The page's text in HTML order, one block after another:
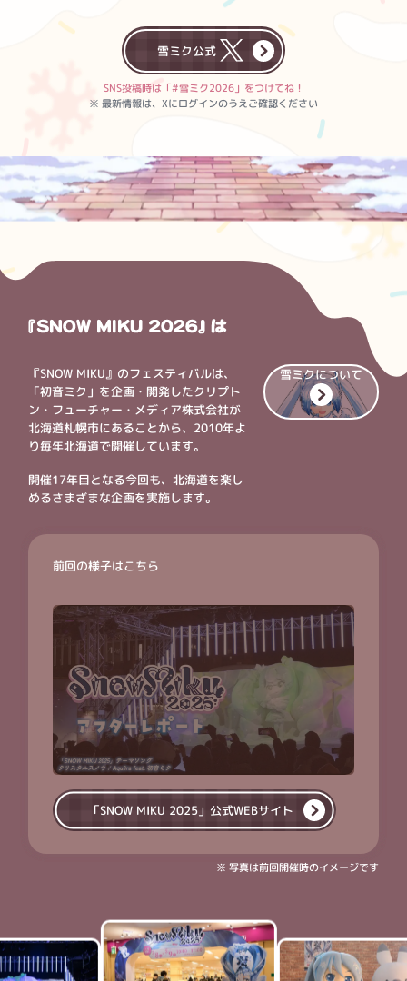
雪ミク公式
SNS投稿時は 「#雪ミク2026」をつけてね！
※ 最新情報は、Xにログインのうえご確認ください
『SNOW MIKU』のフェスティバルは、
「初音ミク」を企画・開発したクリプト
ン・フューチャー・メディア株式会社が
北海道札幌市にあることから、 2010年よ
り毎年北海道で開催しています。
開催17年目となる今回も、北海道を楽し
めるさまざまな企画を実施します。
雪ミクについて
前回の様子はこちら
「SNOW MIKU 2025」 公式WEBサイト
※ 写真は前回開催時のイメージです